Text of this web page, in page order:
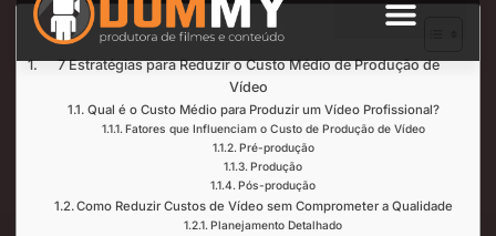
Índice de Leitura
7 Estratégias para Reduzir o Custo Médio de Produção de
Vídeo
Qual é o Custo Médio para Produzir um Vídeo Profissional?
Fatores que Influenciam o Custo de Produção de Vídeo
Pré-produção
Produção
Pós-produção
Como Reduzir Custos de Vídeo sem Comprometer a Qualidade
Planejamento Detalhado